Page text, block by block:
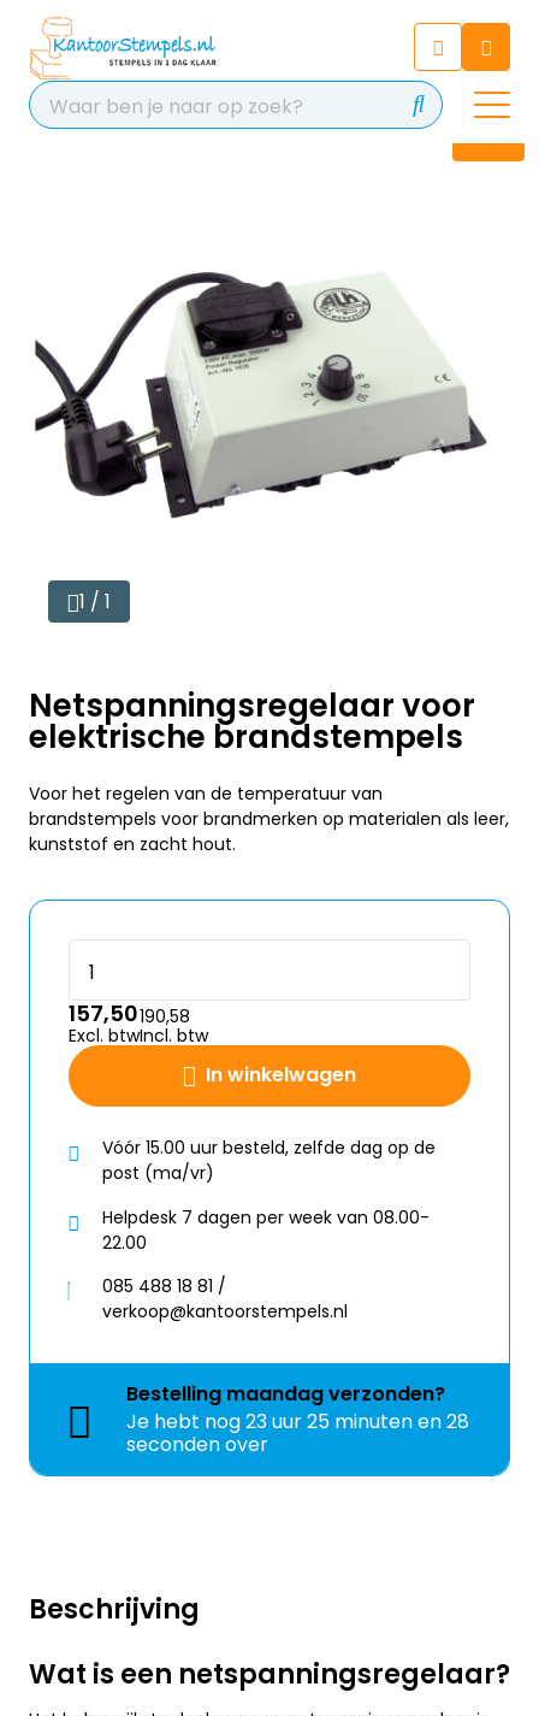
Chat 24/7 met onze chatbot
voor hulp
Contact
Beschrijving
Wat is een netspanningsregelaar?
1 / 1
Netspanningsregelaar voor
elektrische brandstempels
Voor het regelen van de temperatuur van
brandstempels voor brandmerken op materialen als leer,
kunststof en zacht hout.
In winkelwagen
157,50
Excl. btw
190,58
Incl. btw
Vóór 15.00 uur besteld, zelfde dag op de
post (ma/vr)
Helpdesk 7 dagen per week van 08.00-
22.00
085 488 18 81 /
verkoop@kantoorstempels.nl
Bestelling maandagverzonden?
Je hebt nog23 uur 25 minuten en 28
seconden over